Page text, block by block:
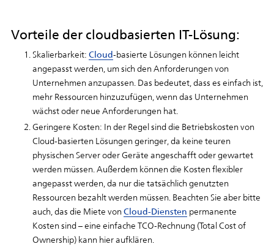
Vorteile der cloudbasierten IT-Lösung:
Skalierbarkeit: Cloud-basierte Lösungen können leicht
angepasst werden, um sich den Anforderungen von
Unternehmen anzupassen. Das bedeutet, dass es einfach ist,
mehr Ressourcen hinzuzufügen, wenn das Unternehmen
wächst oder neue Anforderungen hat.
Geringere Kosten: In der Regel sind die Betriebskosten von
Cloud-basierten Lösungen geringer, da keine teuren
physischen Server oder Geräte angeschafft oder gewartet
werden müssen. Außerdem können die Kosten flexibler
angepasst werden, da nur die tatsächlich genutzten
Ressourcen bezahlt werden müssen. Beachten Sie aber bitte
auch, das die Miete vonCloud-Diensten permanente
Kosten sind – eine einfache TCO-Rechnung (Total Cost of
Ownership) kann hier aufklären.